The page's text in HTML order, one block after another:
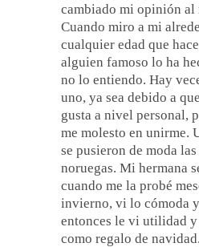
cambiado mi opinión al
Cuando miro a mi
cualquier edad que
alguien famoso lo ha
no lo entiendo. Hay
uno, ya sea debido a
gusta a nivel personal,
me molesto en unirme.
se pusieron de moda
noruegas. Mi hermana
cuando me la probé
invierno, vi lo cómoda
entonces le vi utilidad
como regalo de navidad.